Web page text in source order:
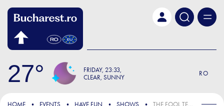
27 FRIDAY 23:33
CLEAR, SUNNY
RO
HOME EVENTS HAVE FUN SHOWS THE FOOL TERASA: AȘA MI-A VENIT! | SHOW DE COMEDIE ON THE SPOT